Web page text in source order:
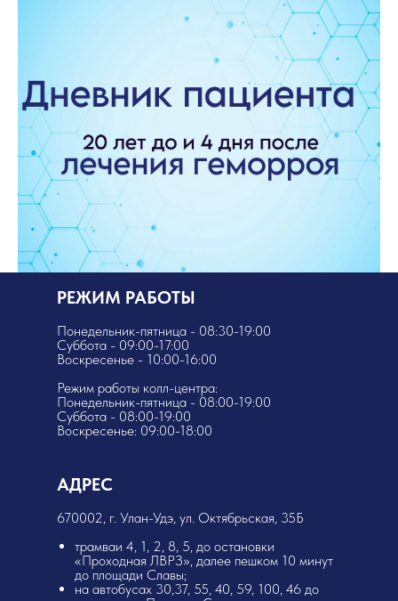
АДРЕС
​670002, г. Улан-Удэ, ул. Октябрьская, 35Б
трамваи 4, 1, 2, 8, 5, до остановки
«Проходная ЛВРЗ», далее пешком 10 минут
до площади Славы;
на автобусах 30,37, 55, 40, 59, 100, 46 до
РЕЖИМ РАБОТЫ
Понедельник-пятница - 08:30-19:00
Суббота - 09:00-17:00
Воскресенье - 10:00-16:00
Режим работы колл-центра:
Понедельник-пятница - 08:00-19:00
Суббота - 08:00-19:00
Воскресенье: 09:00-18:00